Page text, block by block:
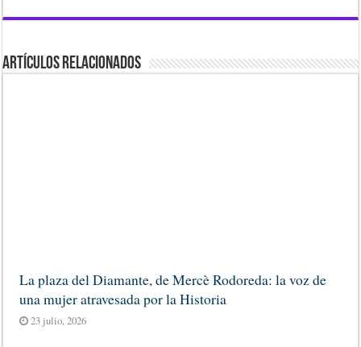
Artículos Relacionados
La plaza del Diamante, de Mercè Rodoreda: la voz de
una mujer atravesada por la Historia
23 julio, 2026